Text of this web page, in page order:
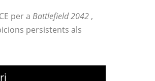
per a Battlefield 2042 ,
persistents als